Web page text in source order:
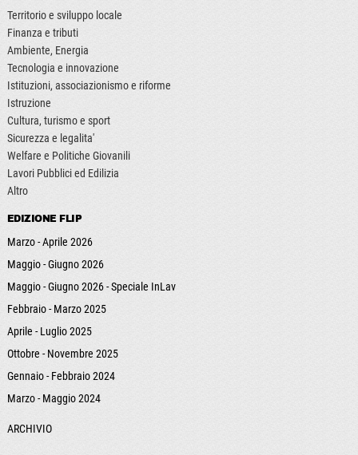
Territorio e sviluppo locale
Finanza e tributi
Ambiente, Energia
Tecnologia e innovazione
Istituzioni, associazionismo e riforme
Istruzione
Cultura, turismo e sport
Sicurezza e legalita'
Welfare e Politiche Giovanili
Lavori Pubblici ed Edilizia
Altro
EDIZIONE FLIP
Marzo - Aprile 2026
Maggio - Giugno 2026
Maggio - Giugno 2026 - Speciale InLav
Febbraio - Marzo 2025
Aprile - Luglio 2025
Ottobre - Novembre 2025
Gennaio - Febbraio 2024
Marzo - Maggio 2024
ARCHIVIO